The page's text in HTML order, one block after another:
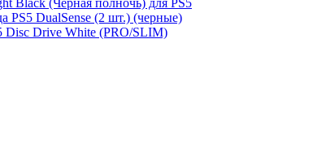
Black (Черная полночь) для PS5
PS5 DualSense (2 шт.) (черные)
Disc Drive White (PRO/SLIM)